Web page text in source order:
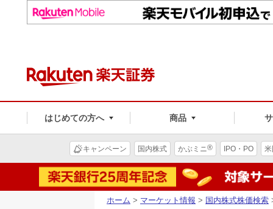
はじめての方へ 商品
キャンペーン 国内株式 かぶミニ® IPO・PO
ホーム > マーケット情報 > 国内株式株価検索